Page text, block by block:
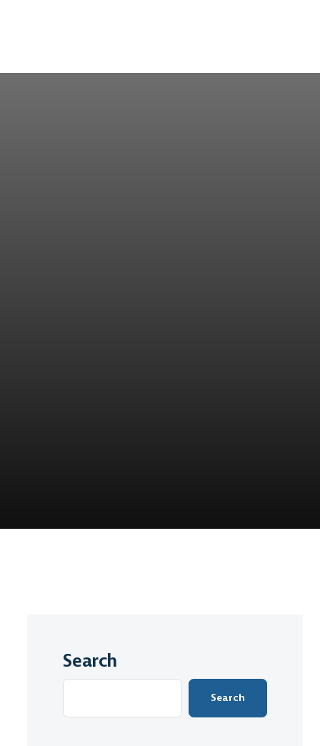
Search
Search